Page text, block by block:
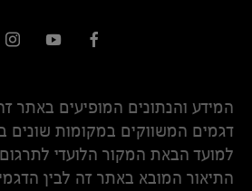
המידע והנתונים המופיעים באתר
דגמים המשווקים במקומות שונים
למועד הבאת המקור הלועדי
התיאור המובא באתר זה לבין